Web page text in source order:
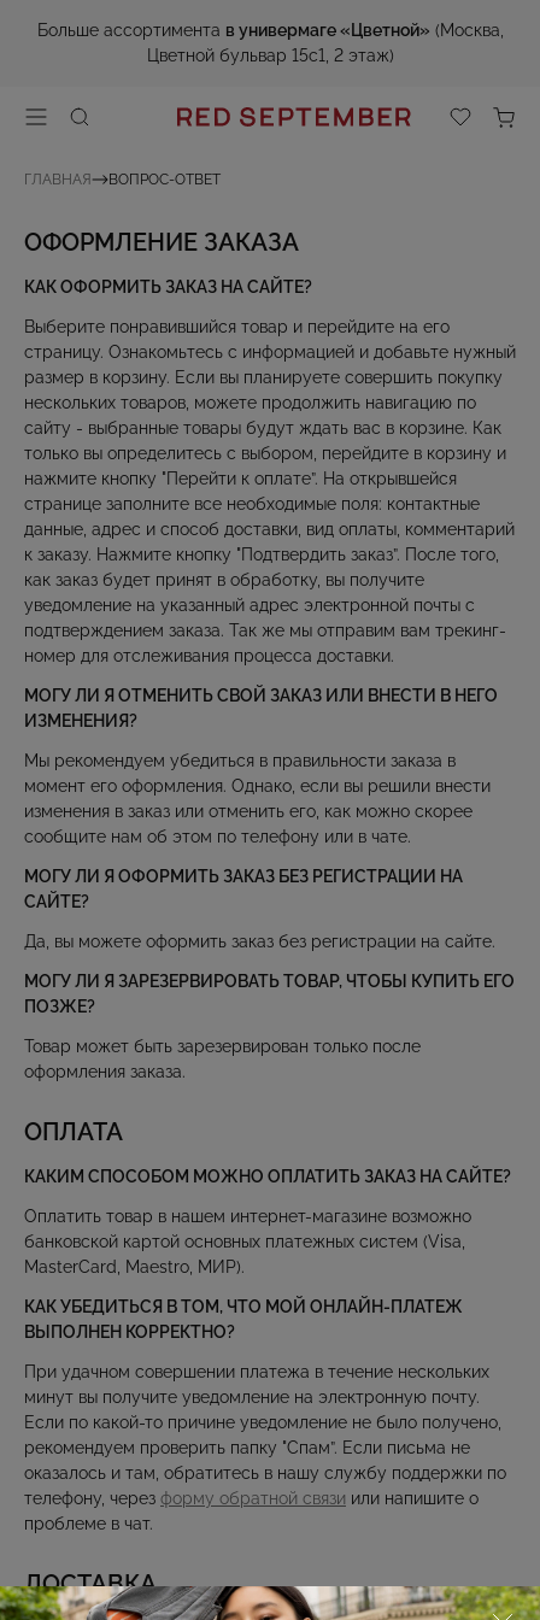
Больше ассортимента в универмаге «Цветной» (Москва,
Цветной бульвар 15с1, 2 этаж)
ГЛАВНАЯ ВОПРОС-ОТВЕТ
ОФОРМЛЕНИЕ ЗАКАЗА
КАК ОФОРМИТЬ ЗАКАЗ НА САЙТЕ?
Выберите понравившийся товар и перейдите на его
страницу. Ознакомьтесь с информацией и добавьте нужный
размер в корзину. Если вы планируете совершить покупку
нескольких товаров, можете продолжить навигацию по
сайту - выбранные товары будут ждать вас в корзине. Как
только вы определитесь с выбором, перейдите в корзину и
нажмите кнопку "Перейти к оплате”. На открывшейся
странице заполните все необходимые поля: контактные
данные, адрес и способ доставки, вид оплаты, комментарий
к заказу. Нажмите кнопку "Подтвердить заказ”. После того,
как заказ будет принят в обработку, вы получите
уведомление на указанный адрес электронной почты с
подтверждением заказа. Так же мы отправим вам трекинг-
номер для отслеживания процесса доставки.
МОГУ ЛИ Я ОТМЕНИТЬ СВОЙ ЗАКАЗ ИЛИ ВНЕСТИ В НЕГО
ИЗМЕНЕНИЯ?
Мы рекомендуем убедиться в правильности заказа в
момент его оформления. Однако, если вы решили внести
изменения в заказ или отменить его, как можно скорее
сообщите нам об этом по телефону или в чате.
МОГУ ЛИ Я ОФОРМИТЬ ЗАКАЗ БЕЗ РЕГИСТРАЦИИ НА
САЙТЕ?
Да, вы можете оформить заказ без регистрации на сайте.
МОГУ ЛИ Я ЗАРЕЗЕРВИРОВАТЬ ТОВАР, ЧТОБЫ КУПИТЬ ЕГО
ПОЗЖЕ?
Товар может быть зарезервирован только после
оформления заказа.
ОПЛАТА
КАКИМ СПОСОБОМ МОЖНО ОПЛАТИТЬ ЗАКАЗ НА САЙТЕ?
Оплатить товар в нашем интернет-магазине возможно
банковской картой основных платежных систем (Visa,
MasterCard, Maestro, МИР).
КАК УБЕДИТЬСЯ В ТОМ, ЧТО МОЙ ОНЛАЙН-ПЛАТЕЖ
ВЫПОЛНЕН КОРРЕКТНО?
При удачном совершении платежа в течение нескольких
минут вы получите уведомление на электронную почту.
Если по какой-то причине уведомление не было получено,
рекомендуем проверить папку "Спам”. Если письма не
оказалось и там, обратитесь в нашу службу поддержки по
телефону, через форму обратной связи или напишите о
проблеме в чат.
ДОСТАВКА